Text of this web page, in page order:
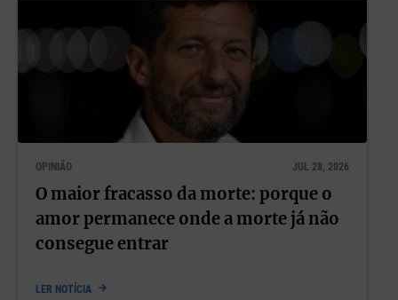
OPINIÃO JUL 28, 2026
O maior fracasso da morte: porque o
amor permanece onde a morte já não
consegue entrar
LER NOTÍCIA